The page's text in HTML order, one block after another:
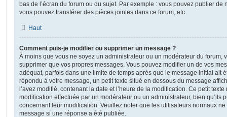
bas de l’écran du forum ou du sujet. Par exemple : vous pouvez publier de
vous pouvez transférer des pièces jointes dans ce forum, etc.
Haut
Comment puis-je modifier ou supprimer un message ?
À moins que vous ne soyez un administrateur ou un modérateur du forum,
supprimer que vos propres messages. Vous pouvez modifier un de vos
adéquat, parfois dans une limite de temps après que le message initial ait
répondu à votre message, un petit texte situé en dessous du message
l’avez modifié, contenant la date et l’heure de la modification. Ce petit texte
modification effectuée par un modérateur ou un administrateur, bien qu’ils
concernant leur modification. Veuillez noter que les utilisateurs normaux
message si une réponse a été publiée.